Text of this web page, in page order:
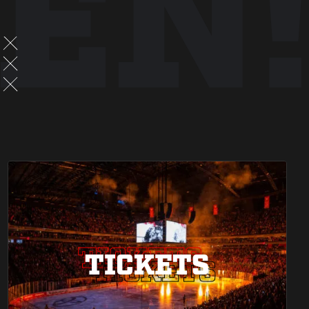
TICKETS
TICKETS
TICKETS